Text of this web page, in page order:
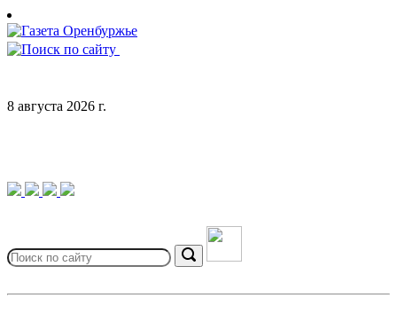
Skip
to
content
8 августа 2026 г.
for:
Search